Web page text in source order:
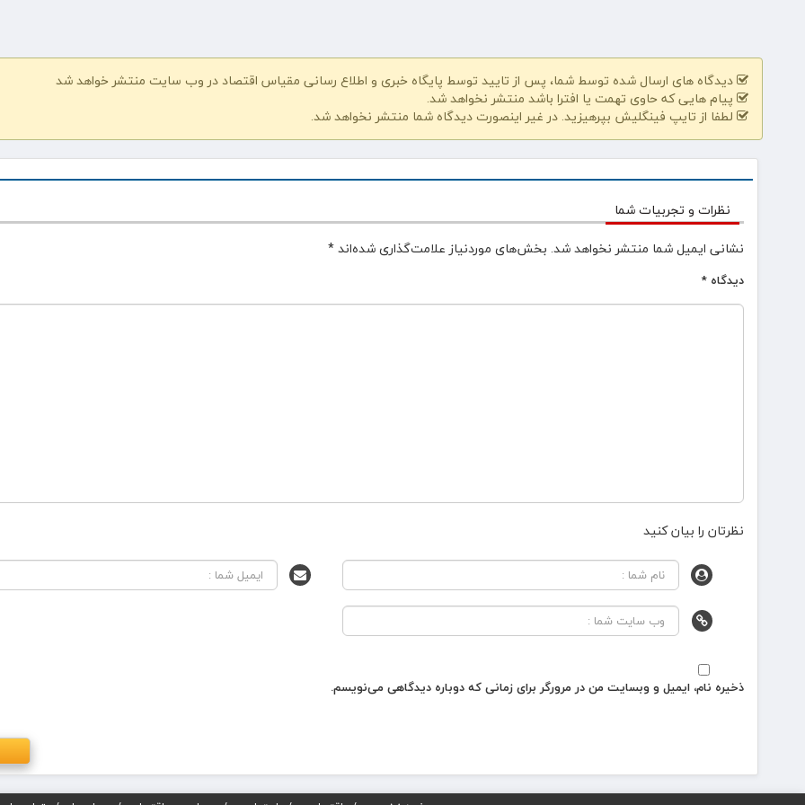
دیدگاه های ارسال شده توسط شما، پس از تایید توسط پایگاه خبری و اطلاع رسانی مقیاس اقتصاد در وب سایت منتشر خواهد شد
پیام هایی که حاوی تهمت یا افترا باشد منتشر نخواهد شد.
لطفا از تایپ فینگلیش بپرهیزید. در غیر اینصورت دیدگاه شما منتشر نخواهد شد.
نظرات و تجربیات شما
نشانی ایمیل شما منتشر نخواهد شد. بخش‌های موردنیاز علامت‌گذاری شده‌اند*
دیدگاه *
نظرتان را بیان کنید
ذخیره نام، ایمیل و وبسایت من در مرورگر برای زمانی که دوباره دیدگاهی می‌نویسم.